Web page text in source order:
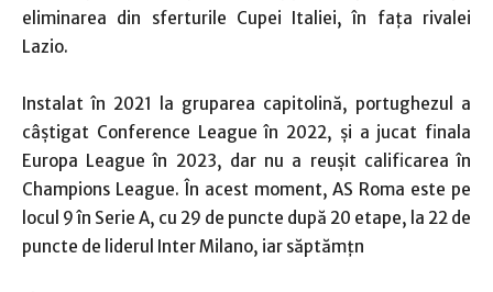
eliminarea din sferturile Cupei Italiei, în faţa rivalei
Lazio.
Instalat în 2021 la gruparea capitolină, portughezul a
câştigat Conference League în 2022, şi a jucat finala
Europa League în 2023, dar nu a reuşit calificarea în
Champions League. În acest moment, AS Roma este pe
locul 9 în Serie A, cu 29 de puncte după 20 etape, la 22 de
puncte de liderul Inter Milano, iar săptămţn